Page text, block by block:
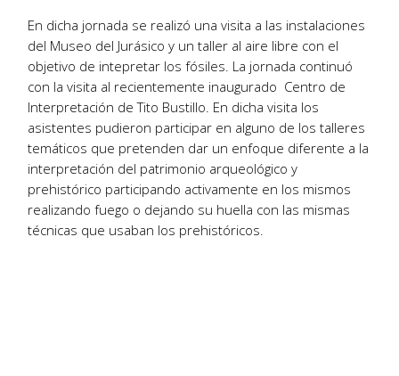
En dicha jornada se realizó una visita a las instalaciones
del Museo del Jurásico y un taller al aire libre con el
objetivo de intepretar los fósiles. La jornada continuó
con la visita al recientemente inaugurado Centro de
Interpretación de Tito Bustillo. En dicha visita los
asistentes pudieron participar en alguno de los talleres
temáticos que pretenden dar un enfoque diferente a la
interpretación del patrimonio arqueológico y
prehistórico participando activamente en los mismos
realizando fuego o dejando su huella con las mismas
técnicas que usaban los prehistóricos.